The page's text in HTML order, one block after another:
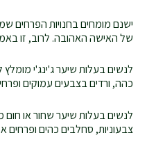
ישנם מומחים בחנויות הפרחים
של האישה האהובה. לרוב, זו
לנשים בעלות שיער ג'ינג'י מומלץ
כהה, ורדים בצבעים עמוקים
לנשים בעלות שיער שחור או חום
צבעוניות, סחלבים כהים ופרחים